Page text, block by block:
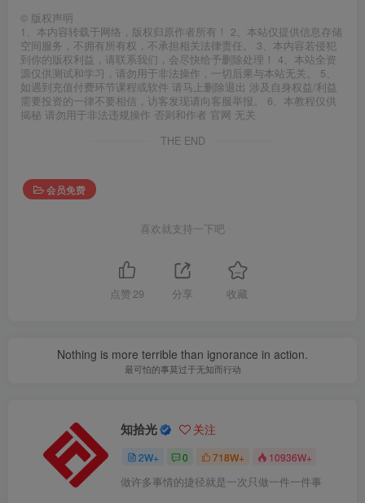
© 版权声明
1、本内容转载于网络，版权归原作者所有！ 2、本站仅提供信息存储
空间服务，不拥有所有权，不承担相关法律责任。 3、本内容若侵犯
到你的版权利益，请联系我们，会尽快给予删除处理！ 4、本站全资
源仅供测试和学习，请勿用于非法操作，一切后果与本站无关。 5、
如遇到充值付费环节课程或软件 请马上删除退出 涉及自身权益/利益
需要投资的一律不要相信，访客发现请向客服举报。 6、本教程仅供
揭秘 请勿用于非法违规操作 否则和作者 官网 无关
THE END
会员免费
喜欢就支持一下吧
点赞 29 分享 收藏
Nothing is more terrible than ignorance in action.
最可怕的事莫过于无知而行动
知拾光 关注
2W+ 0 718W+ 10936W+
做许多事情的捷径就是一次只做一件一件事